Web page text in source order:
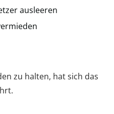
ausleeren
zu halten, hat sich das